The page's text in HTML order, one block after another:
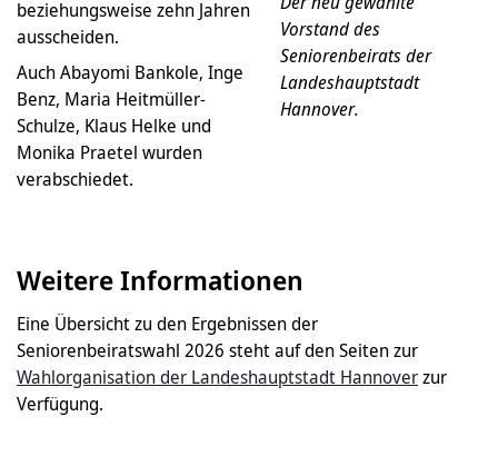
Vorstand des
Seniorenbeirats der
Landeshauptstadt
Hannover.
beziehungsweise zehn Jahren
ausscheiden.
Auch Abayomi Bankole, Inge
Benz, Maria Heitmüller-
Schulze, Klaus Helke und
Monika Praetel wurden
verabschiedet.
Weitere Informationen
Eine Übersicht zu den Ergebnissen der
Seniorenbeiratswahl 2026 steht auf den Seiten zur
Wahlorganisation der Landeshauptstadt Hannoverzur
Verfügung.